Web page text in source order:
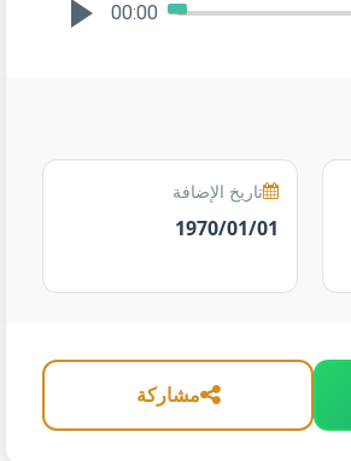
00:00
تاريخ الإضافة
1970/01/01
مشاركة